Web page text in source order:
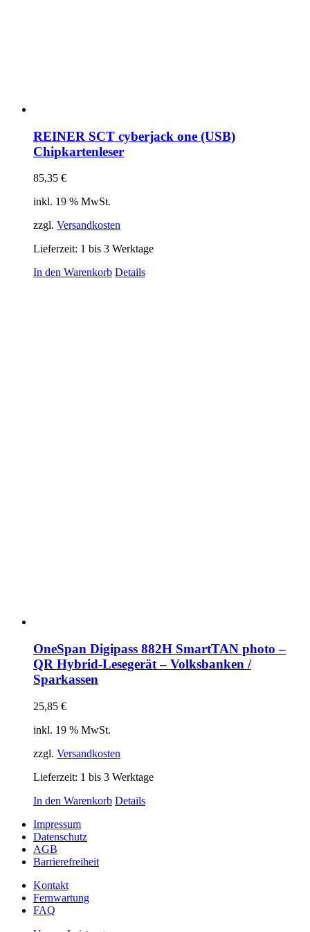
REINER SCT cyberjack one (USB)
Chipkartenleser
85,35 €
inkl. 19 % MwSt.
zzgl. Versandkosten
Lieferzeit: 1 bis 3 Werktage
In den Warenkorb Details
OneSpan Digipass 882H SmartTAN photo –
QR Hybrid-Lesegerät – Volksbanken /
Sparkassen
25,85 €
inkl. 19 % MwSt.
zzgl. Versandkosten
Lieferzeit: 1 bis 3 Werktage
In den Warenkorb Details
Impressum
Datenschutz
AGB
Barrierefreiheit
Kontakt
Fernwartung
FAQ